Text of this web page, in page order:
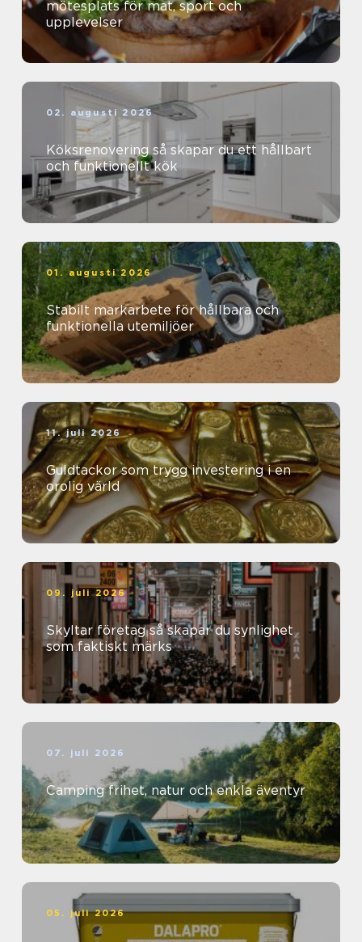
mötesplats för mat, sport och
upplevelser
02. augusti 2026
Köksrenovering så skapar du ett hållbart
och funktionellt kök
01. augusti 2026
Stabilt markarbete för hållbara och
funktionella utemiljöer
11. juli 2026
Guldtackor som trygg investering i en
orolig värld
09. juli 2026
Skyltar företag så skapar du synlighet
som faktiskt märks
07. juli 2026
Camping frihet, natur och enkla äventyr
05. juli 2026